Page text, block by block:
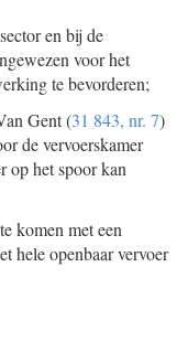
en bij de
voor het
te bevorderen;
Gent (31 843, nr. 7)
de vervoerskamer
op het spoor kan
komen met een
hele openbaar vervoer